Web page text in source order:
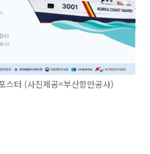
터 (사진제공=부산항만공사)